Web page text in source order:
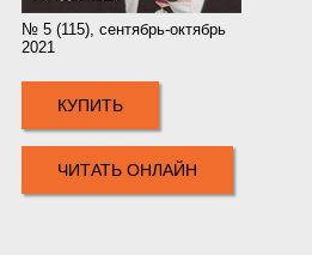
№ 5 (115), сентябрь-октябрь
2021
КУПИТЬ
ЧИТАТЬ ОНЛАЙН